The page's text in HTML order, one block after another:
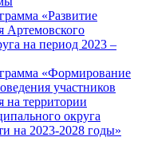
«Развитие
Артемовского
на период 2023 –
«Формирование
участников
на территории
округа
на 2023-2028 годы»